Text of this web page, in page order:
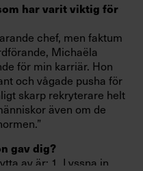
har varit viktig för
chef, men faktum
Michaëla
för min karriär. Hon
och vågade pusha för
skarp rekryterare helt
även om de
gav dig?
av är: 1. Lyssna in